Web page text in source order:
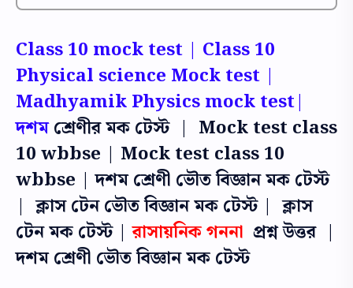
Class 10 mock test | Class 10
Physical science Mock test |
Madhyamik Physics mock test|
দশমশ্রেণীর মক টেস্ট | Mock test class
10 wbbse | Mock test class 10
wbbse | দশম শ্রেণী ভৌত বিজ্ঞান মক টেস্ট
| ক্লাস টেন ভৌত বিজ্ঞান মক টেস্ট | ক্লাস
টেন মক টেস্ট |রাসায়নিক গননা প্রশ্ন উত্তর |
দশম শ্রেণী ভৌত বিজ্ঞান মক টেস্ট